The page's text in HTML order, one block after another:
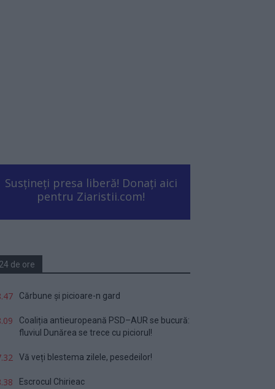
Susțineți presa liberă! Donați aici
pentru Ziaristii.com!
24 de ore
Cărbune și picioare-n gard
Coaliția antieuropeană PSD–AUR se bucură:
fluviul Dunărea se trece cu piciorul!
Vă veți blestema zilele, pesedeilor!
Escrocul Chirieac